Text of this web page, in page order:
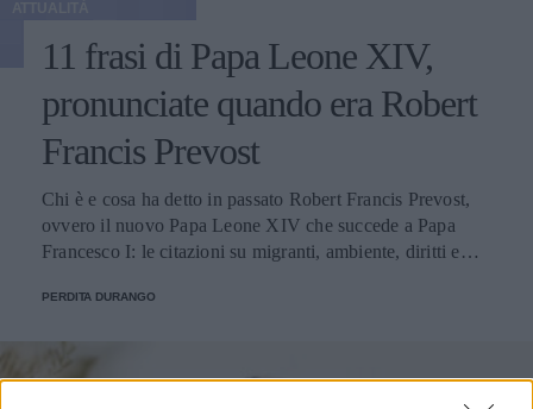
11 frasi di Papa Leone XIV,
pronunciate quando era Robert
Francis Prevost
Chi è e cosa ha detto in passato Robert Francis Prevost,
ovvero il nuovo Papa Leone XIV che succede a Papa
Francesco I: le citazioni su migranti, ambiente, diritti e
PERDITA DURANGO